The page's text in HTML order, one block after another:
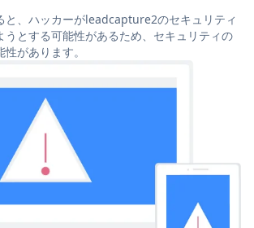
と、ハッカーがleadcapture2のセキュリティ
うとする可能性があるため、セキュリティの
があります。